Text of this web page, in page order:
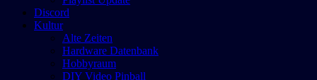
Discord
Kultur
Alte Zeiten
Hardware Datenbank
Hobbyraum
DIY Video Pinball